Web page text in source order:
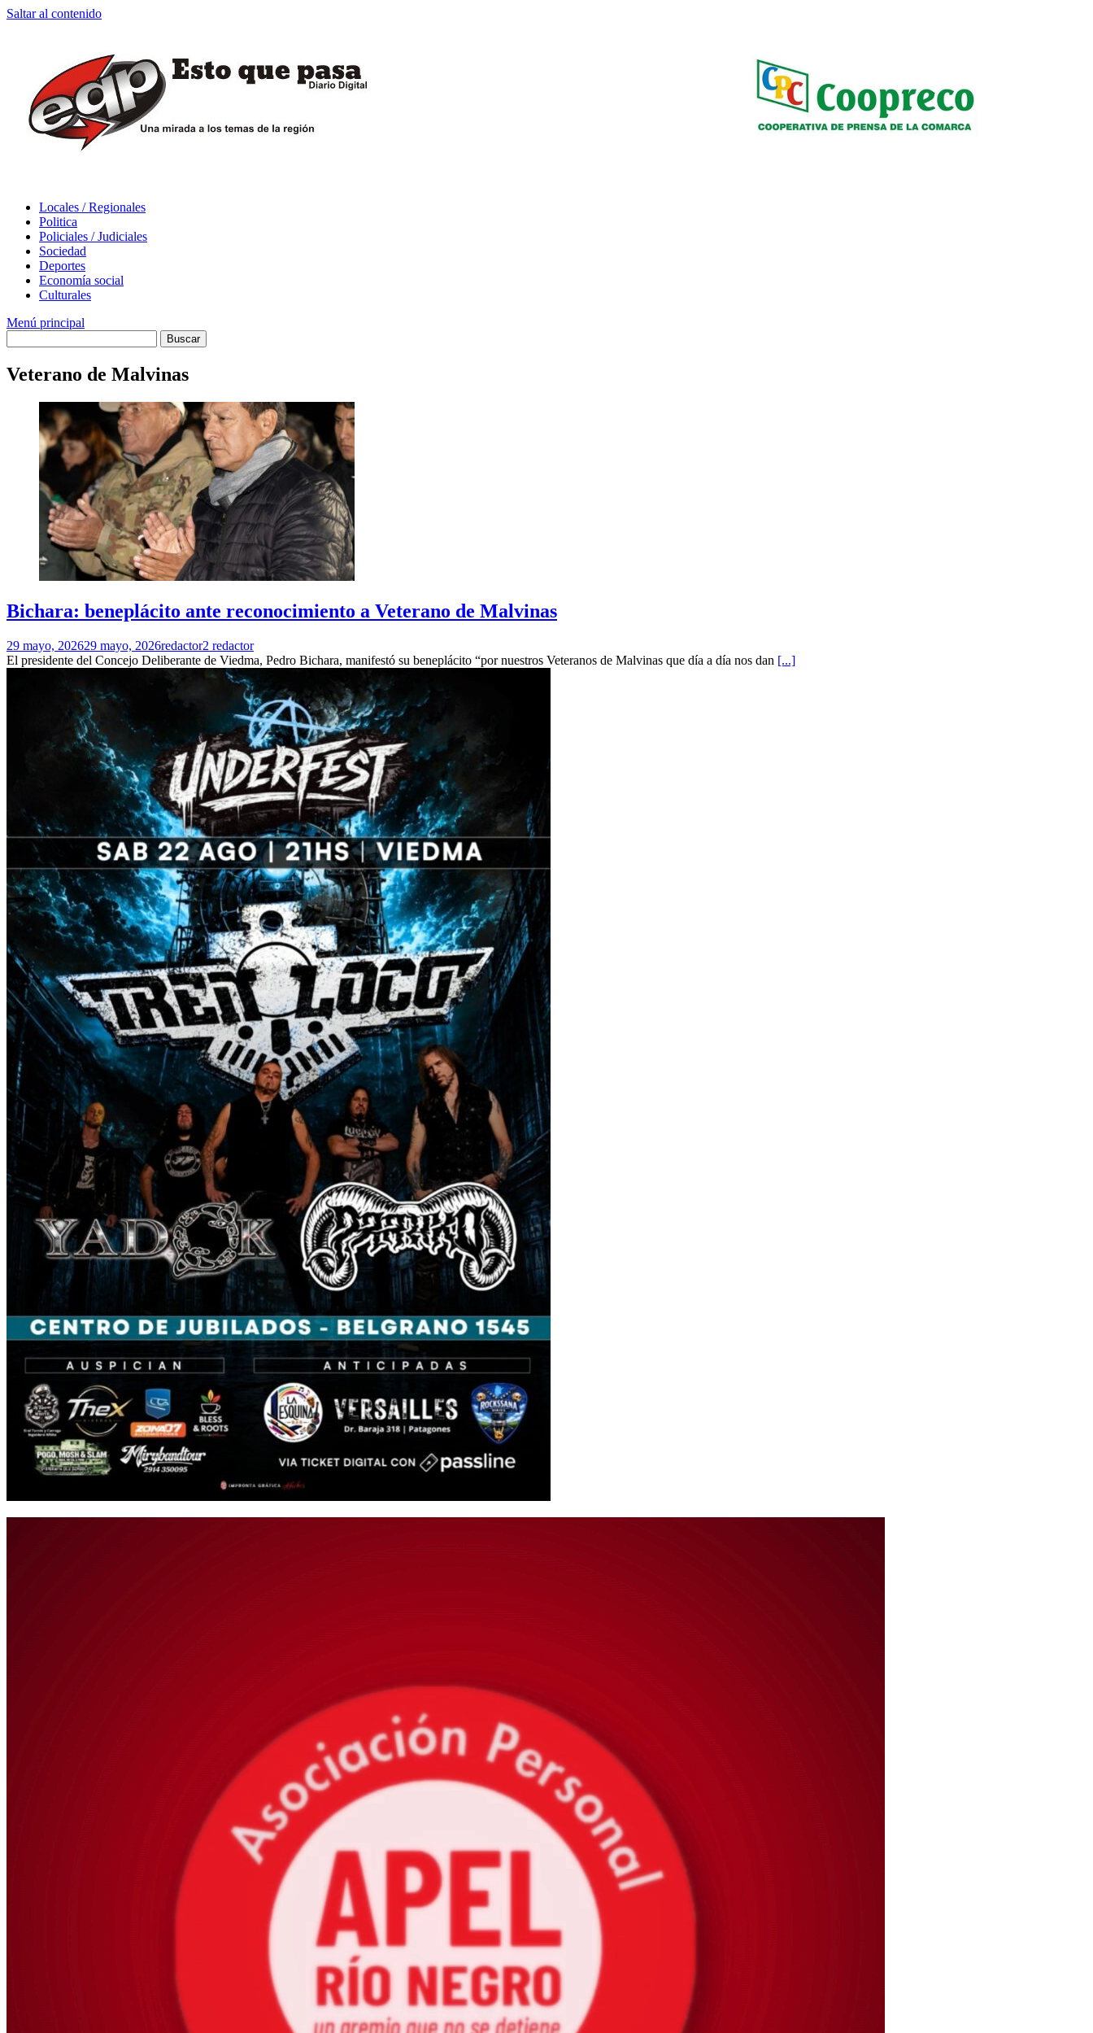
Saltar al contenido
Locales / Regionales
Politica
Policiales / Judiciales
Sociedad
Deportes
Economía social
Culturales
Menú principal
Veterano de Malvinas
Bichara: beneplácito ante reconocimiento a Veterano de Malvinas
29 mayo, 202629 mayo, 2026redactor2 redactor
El presidente del Concejo Deliberante de Viedma, Pedro Bichara, manifestó su beneplácito “por nuestros Veteranos de Malvinas que día a día nos dan [...]